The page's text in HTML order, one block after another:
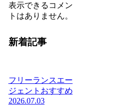
表示できるコメン
トはありません。
新着記事
フリーランスエー
ジェントおすすめ
2026.07.03